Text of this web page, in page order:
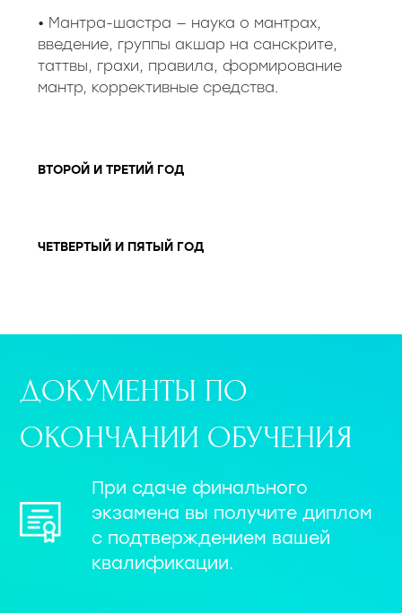
• Мантра-шастра — наука о мантрах,
введение, группы акшар на санскрите,
таттвы, грахи, правила, формирование
мантр, коррективные средства.
ВТОРОЙ И ТРЕТИЙ ГОД
ЧЕТВЕРТЫЙ И ПЯТЫЙ ГОД
ДОКУМЕНТЫ ПО
ОКОНЧАНИИ ОБУЧЕНИЯ
При сдаче финального
экзамена вы получите диплом
с подтверждением вашей
квалификации.